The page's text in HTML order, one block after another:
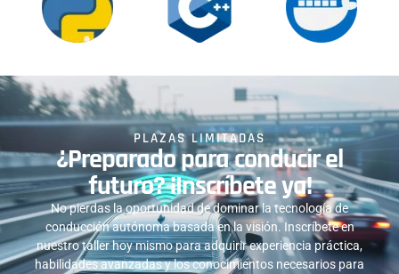
PLAZAS LIMITADAS
¿Preparado para conducir el
futuro? ¡Inscríbete ya!
No pierdas la oportunidad de dominar la tecnología de
conducción autónoma basada en la visión. Inscríbete en
nuestro taller hoy mismo para adquirir experiencia práctica,
habilidades avanzadas y los conocimientos necesarios para